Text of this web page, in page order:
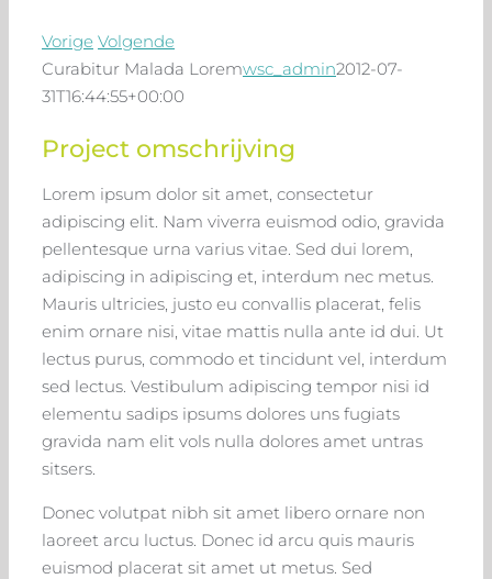
Vorige Volgende
Curabitur Malada Loremwsc_admin2012-07-
31T16:44:55+00:00
Project omschrijving
Lorem ipsum dolor sit amet, consectetur
adipiscing elit. Nam viverra euismod odio, gravida
pellentesque urna varius vitae. Sed dui lorem,
adipiscing in adipiscing et, interdum nec metus.
Mauris ultricies, justo eu convallis placerat, felis
enim ornare nisi, vitae mattis nulla ante id dui. Ut
lectus purus, commodo et tincidunt vel, interdum
sed lectus. Vestibulum adipiscing tempor nisi id
elementu sadips ipsums dolores uns fugiats
gravida nam elit vols nulla dolores amet untras
sitsers.
Donec volutpat nibh sit amet libero ornare non
laoreet arcu luctus. Donec id arcu quis mauris
euismod placerat sit amet ut metus. Sed